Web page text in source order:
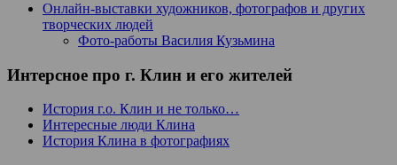
Онлайн-выставки художников, фотографов и других
творческих людей
Фото-работы Василия Кузьмина
Интерсное про г. Клин и его жителей
История г.о. Клин и не только…
Интересные люди Клина
История Клина в фотографиях